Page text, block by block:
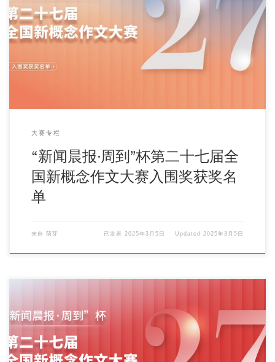
大赛专栏
“新闻晨报·周到”杯第二十七届全
国新概念作文大赛入围奖获奖名
单
来自 萌芽 已发表2025年3月5日 Updated2025年3月5日